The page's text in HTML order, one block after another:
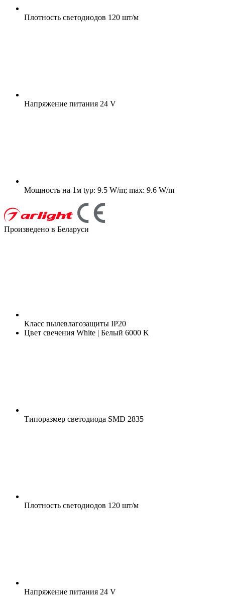
Плотность светодиодов 120 шт/м
Напряжение питания 24 V
Мощность на 1м typ: 9.5 W/m; max: 9.6 W/m
Произведено в Беларуси
Класс пылевлагозащиты IP20
Цвет свечения White | Белый 6000 K
Типоразмер светодиода SMD 2835
Плотность светодиодов 120 шт/м
Напряжение питания 24 V